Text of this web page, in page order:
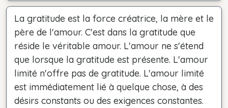
La gratitude est la force créatrice, la mère et le
père de l'amour. C'est dans la gratitude que
réside le véritable amour. L'amour ne s'étend
que lorsque la gratitude est présente. L'amour
limité n'offre pas de gratitude. L'amour limité
est immédiatement lié à quelque chose, à des
désirs constants ou des exigences constantes.